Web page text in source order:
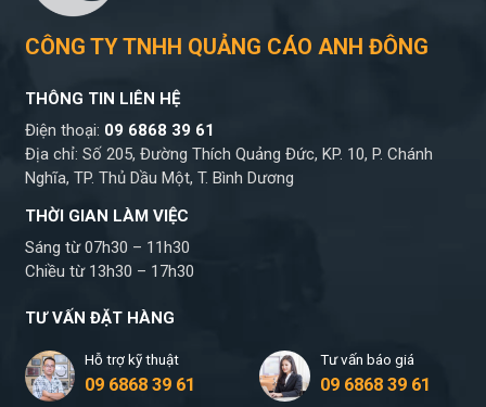
CÔNG TY TNHH QUẢNG CÁO ANH ĐÔNG
THÔNG TIN LIÊN HỆ
Điện thoại: 09 6868 39 61
Địa chỉ: Số 205, Đường Thích Quảng Đức, KP. 10, P. Chánh
Nghĩa, TP. Thủ Dầu Một, T. Bình Dương
THỜI GIAN LÀM VIỆC
Sáng từ 07h30 – 11h30
Chiều từ 13h30 – 17h30
TƯ VẤN ĐẶT HÀNG
Hỗ trợ kỹ thuật
09 6868 39 61
Tư vấn báo giá
09 6868 39 61